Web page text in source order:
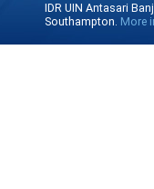
IDR UIN Antasari
Southampton. More